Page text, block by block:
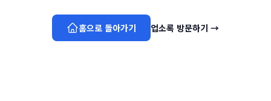
홈으로 돌아가기 업소록 방문하기 →